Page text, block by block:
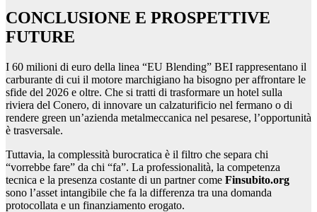
CONCLUSIONE E PROSPETTIVE
FUTURE
I 60 milioni di euro della linea “EU Blending” BEI rappresentano il
carburante di cui il motore marchigiano ha bisogno per affrontare le
sfide del 2026 e oltre. Che si tratti di trasformare un hotel sulla
riviera del Conero, di innovare un calzaturificio nel fermano o di
rendere green un’azienda metalmeccanica nel pesarese, l’opportunità
è trasversale.
Tuttavia, la complessità burocratica è il filtro che separa chi
“vorrebbe fare” da chi “fa”. La professionalità, la competenza
tecnica e la presenza costante di un partner come Finsubito.org
sono l’asset intangibile che fa la differenza tra una domanda
protocollata e un finanziamento erogato.